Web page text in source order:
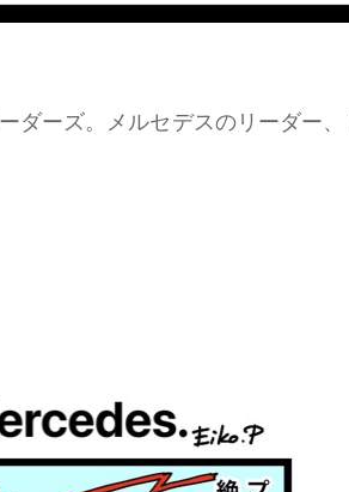
ダーズ。メルセデスのリーダー